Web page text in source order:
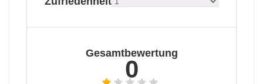
Gesamtbewertung
0